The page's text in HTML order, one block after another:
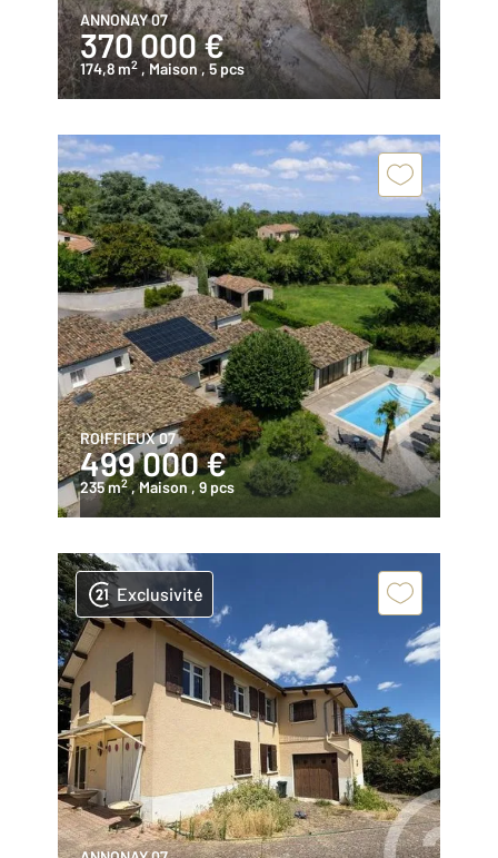
ANNONAY 07
370 000 €
174,8 m2 , Maison , 5 pcs
ROIFFIEUX 07
499 000 €
235 m2 , Maison , 9 pcs
Exclusivité